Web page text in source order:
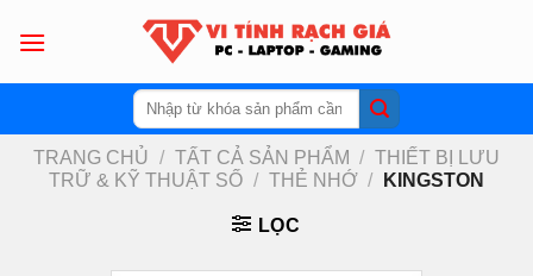
Tìm
kiếm:
TRANG CHỦ / TẤT CẢ SẢN PHẨM / THIẾT BỊ LƯU
TRỮ & KỸ THUẬT SỐ / THẺ NHỚ / KINGSTON
LỌC